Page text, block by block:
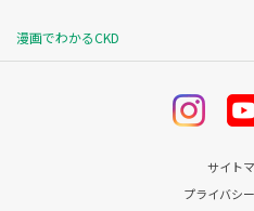
漫画でわかるCKD
サイト
プライバシ